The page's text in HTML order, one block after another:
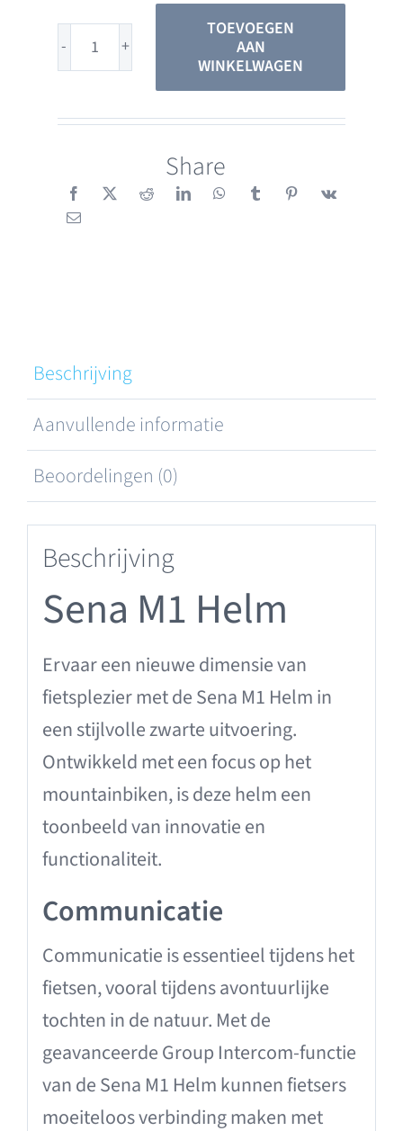
Sena
zwart
TOEVOEGEN
AAN
WINKELWAGEN
Share
Beschrijving
Aanvullende informatie
Beoordelingen (0)
Beschrijving
Sena M1 Helm
Ervaar een nieuwe dimensie van
fietsplezier met de Sena M1 Helm in
een stijlvolle zwarte uitvoering.
Ontwikkeld met een focus op het
mountainbiken, is deze helm een
toonbeeld van innovatie en
functionaliteit.
Communicatie
Communicatie is essentieel tijdens het
fietsen, vooral tijdens avontuurlijke
tochten in de natuur. Met de
geavanceerde Group Intercom-functie
van de Sena M1 Helm kunnen fietsers
moeiteloos verbinding maken met